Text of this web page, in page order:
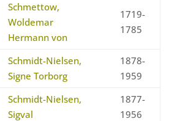
Schmettow,
Woldemar
Hermann von
1719-
1785
Schmidt-Nielsen,
Signe Torborg
1878-
1959
Schmidt-Nielsen,
Sigval
1877-
1956